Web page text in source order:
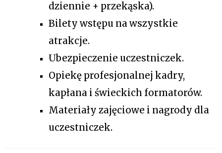
dziennie + przekąska).
Bilety wstępu na wszystkie
atrakcje.
Ubezpieczenie uczestniczek.
Opiekę profesjonalnej kadry,
kapłana i świeckich formatorów.
Materiały zajęciowe i nagrody dla
uczestniczek.